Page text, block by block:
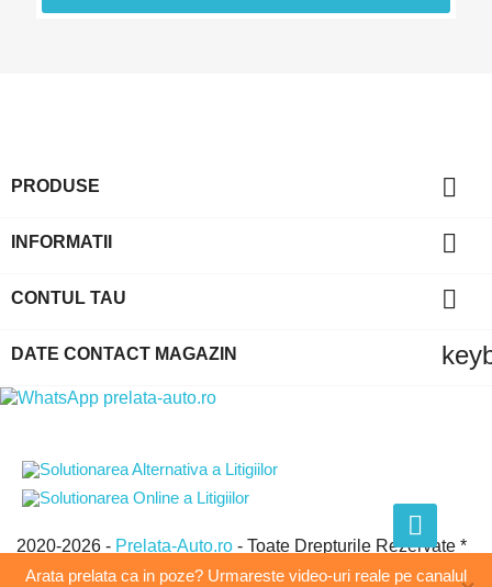
PRODUSE 
INFORMATII 
CONTUL TAU 
DATE CONTACT MAGAZIN
Arata prelata ca in poze? Urmareste video-uri reale pe canalul
2020-2026 - Prelata-Auto.ro - Toate Drepturile Rezervate *
GLOBAL EVOLUTION GROUP SRL * CUI:21438950 *